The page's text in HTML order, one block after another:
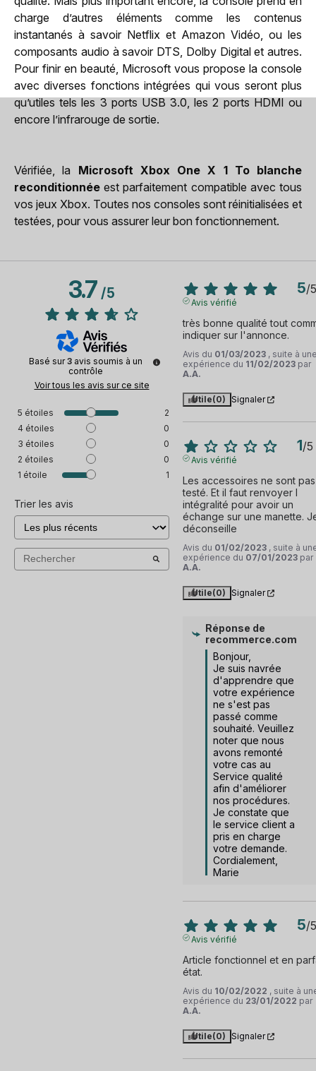
charge d’autres éléments comme les contenus
instantanés à savoir Netflix et Amazon Vidéo, ou les
composants audio à savoir DTS, Dolby Digital et autres.
Pour finir en beauté, Microsoft vous propose la console
avec diverses fonctions intégrées qui vous seront plus
qu’utiles tels les 3 ports USB 3.0, les 2 ports HDMI ou
encore l’infrarouge de sortie.
Vérifiée, la Microsoft Xbox One X 1 To blanche
reconditionnée est parfaitement compatible avec tous
vos jeux Xbox. Toutes nos consoles sont réinitialisées et
testées, pour vous assurer leur bon fonctionnement.
3.7/5
Basé sur3 avis soumis à un
contrôle
Voir tous les avis sur ce site
5 étoiles
2
4 étoiles
0
3 étoiles
0
2 étoiles
0
1 étoile 1
Trier les avis
5/5
Avis vérifié
très bonne qualité tout
indiquer sur l'annonce.
Avis du 01/03/2023 , suite à
expérience du 11/02/2023 par
A.A.
Utile(0) Signaler
1/5
Avis vérifié
Les accessoires ne sont pas
testé. Et il faut renvoyer l
intégralité pour avoir un
échange sur une manette.
déconseille
Avis du 01/02/2023 , suite à
expérience du 07/01/2023 par
A.A.
Utile(0) Signaler
Réponse de
recommerce.com
Bonjour,
Je suis navrée
d'apprendre que
votre expérience
ne s'est pas
passé comme
souhaité. Veuillez
noter que nous
avons remonté
votre cas au
Service qualité
afin d'améliorer
nos procédures.
Je constate que
le service client a
pris en charge
votre demande.
Cordialement,
Marie
5/5
Avis vérifié
Article fonctionnel et en
état.
Avis du 10/02/2022 , suite à
expérience du 23/01/2022 par
A.A.
Utile(0) Signaler